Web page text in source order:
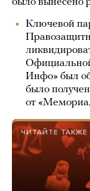
Ключевой
Инфо» был
было
от
ЧИТАЙТЕ ТАКЖЕ